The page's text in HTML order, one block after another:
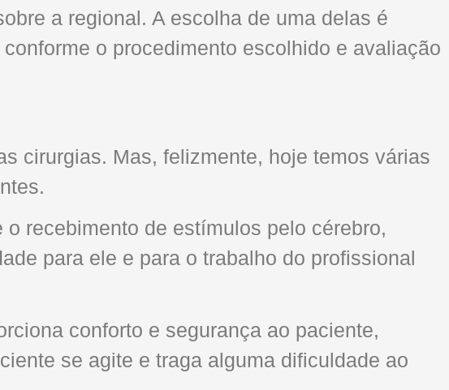
a regional. A escolha de uma delas é
o procedimento escolhido e avaliação
cirurgias. Mas, felizmente, hoje temos várias
recebimento de estímulos pelo cérebro,
para ele e para o trabalho do profissional
conforto e segurança ao paciente,
se agite e traga alguma dificuldade ao